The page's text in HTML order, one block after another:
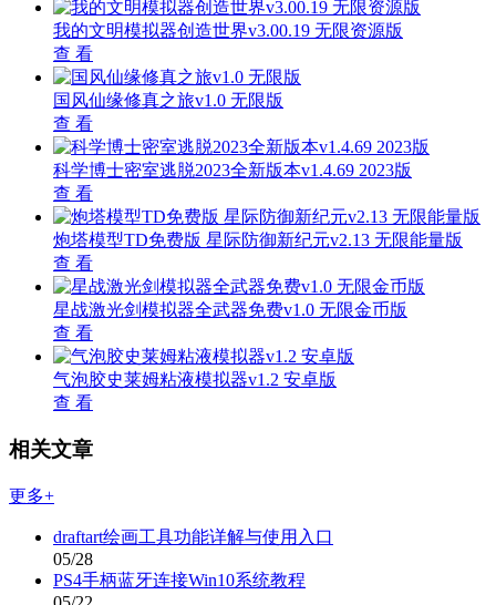
我的文明模拟器创造世界v3.00.19 无限资源版
查 看
国风仙缘修真之旅v1.0 无限版
查 看
科学博士密室逃脱2023全新版本v1.4.69 2023版
查 看
炮塔模型TD免费版 星际防御新纪元v2.13 无限能量版
查 看
星战激光剑模拟器全武器免费v1.0 无限金币版
查 看
气泡胶史莱姆粘液模拟器v1.2 安卓版
查 看
相关文章
更多+
draftart绘画工具功能详解与使用入口
05/28
PS4手柄蓝牙连接Win10系统教程